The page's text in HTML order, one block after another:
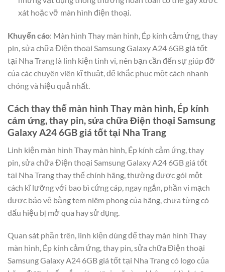
xát hoặc vỡ màn hình điện thoại.
Khuyến cáo: Màn hình Thay màn hình, Ép kính cảm ứng, thay
pin, sửa chữa Điện thoại Samsung Galaxy A24 6GB giá tốt
tại Nha Trang là linh kiện tinh vi, nên bạn cần đến sự giúp đỡ
của các chuyên viên kĩ thuật, để khắc phục một cách nhanh
chóng và hiệu quả nhất.
Cách thay thế màn hình Thay màn hình, Ép kính
cảm ứng, thay pin, sửa chữa Điện thoại Samsung
Galaxy A24 6GB giá tốt tại Nha Trang
Linh kiện màn hình Thay màn hình, Ép kính cảm ứng, thay
pin, sửa chữa Điện thoại Samsung Galaxy A24 6GB giá tốt
tại Nha Trang thay thế chính hãng, thường được gói một
cách kĩ lưỡng với bao bì cứng cáp, ngay ngắn, phần vi mạch
được bảo vệ bằng tem niêm phong của hãng, chưa từng có
dấu hiệu bị mở qua hay sử dụng.
Quan sát phần trên, linh kiện dùng để thay màn hình Thay
màn hình, Ép kính cảm ứng, thay pin, sửa chữa Điện thoại
Samsung Galaxy A24 6GB giá tốt tại Nha Trang có logo của